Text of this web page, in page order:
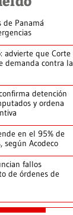
de Panamá
advierte que Corte
demanda contra la
detención
y ordena
en el 95% de
según Acodeco
fallos
de órdenes de